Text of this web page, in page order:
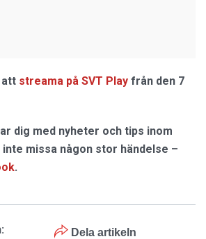
att streama på SVT Play från den 7
dig med nyheter och tips inom
missa någon stor händelse –
.
Dela artikeln